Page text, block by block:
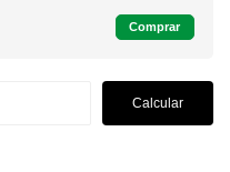
Comprar
Calcular